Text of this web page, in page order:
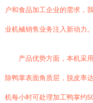
户和食品加工企业的需求，
业机械销售业务注入新动力。
产品优势方面，本机采
除鸭掌表面角质层，脱皮率
机每小时可处理加工鸭掌约